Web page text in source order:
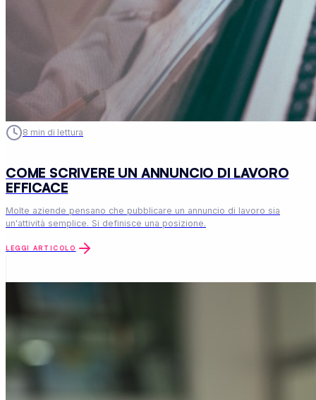
8 min di lettura
COME SCRIVERE UN ANNUNCIO DI LAVORO
EFFICACE
Molte aziende pensano che pubblicare un annuncio di lavoro sia
un'attività semplice. Si definisce una posizione.
LEGGI ARTICOLO